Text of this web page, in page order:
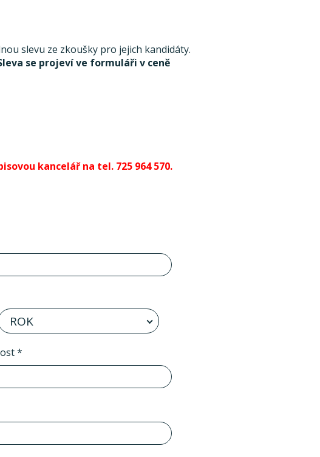
slevu ze zkoušky pro jejich kandidáty.
se projeví ve formuláři v ceně
kancelář na tel. 725 964 570.
ROK
*